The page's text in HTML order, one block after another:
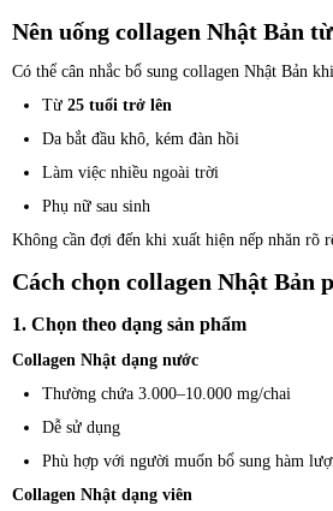
Nên uống collagen Nhật Bản
Có thể cân nhắc bổ sung collagen Nhật Bản
Từ 25 tuổi trở lên
Da bắt đầu khô, kém đàn hồi
Làm việc nhiều ngoài trời
Phụ nữ sau sinh
Không cần đợi đến khi xuất hiện nếp nhăn rõ
Cách chọn collagen Nhật Bản
1. Chọn theo dạng sản phẩm
Collagen Nhật dạng nước
Thường chứa 3.000–10.000 mg/chai
Dễ sử dụng
Phù hợp với người muốn bổ sung hàm
Collagen Nhật dạng viên